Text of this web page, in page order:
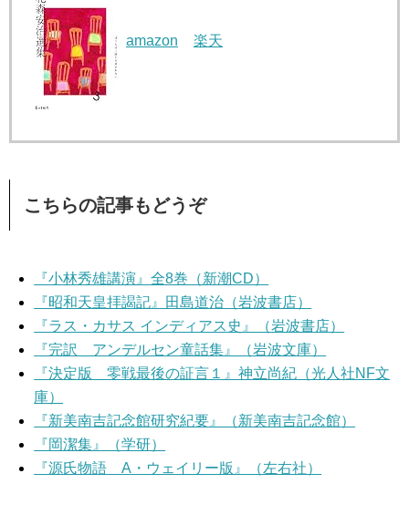
amazon 楽天
こちらの記事もどうぞ
『小林秀雄講演』全8巻（新潮CD）
『昭和天皇拝謁記』田島道治（岩波書店）
『ラス・カサス インディアス史』（岩波書店）
『完訳 アンデルセン童話集』（岩波文庫）
『決定版 零戦最後の証言１』神立尚紀（光人社NF文
庫）
『新美南吉記念館研究紀要』（新美南吉記念館）
『岡潔集』（学研）
『源氏物語 A・ウェイリー版』（左右社）